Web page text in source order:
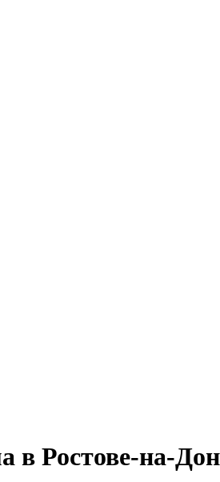
в Ростове-на-